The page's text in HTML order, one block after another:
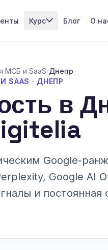
Курс Блог О
МСБ и SaaS/Днепр
· ДНЕПР
в
Google-
Google AI
и